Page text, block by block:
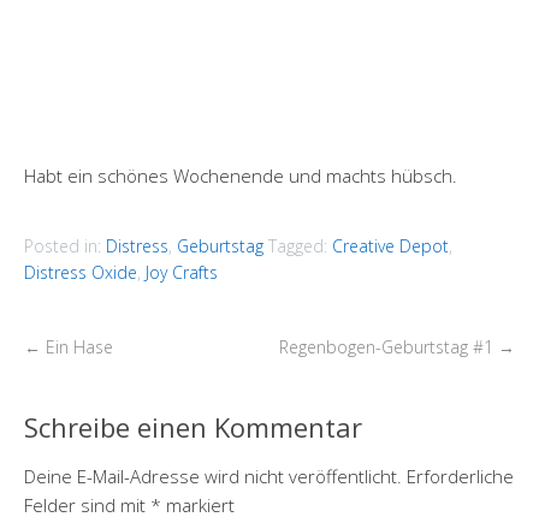
Habt ein schönes Wochenende und machts hübsch.
Posted in: Distress, Geburtstag Tagged: Creative Depot,
Distress Oxide, Joy Crafts
← Ein Hase Regenbogen-Geburtstag #1 →
Schreibe einen Kommentar
Deine E-Mail-Adresse wird nicht veröffentlicht. Erforderliche
Felder sind mit * markiert